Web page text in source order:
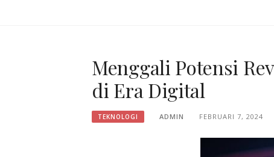
Menggali Potensi
di Era Digital
TEKNOLOGI ADMIN FEBRUARI 7, 2024